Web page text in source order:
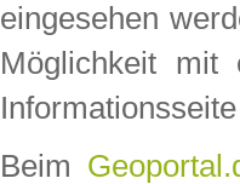
eingesehen
Möglichkeit mit
Beim